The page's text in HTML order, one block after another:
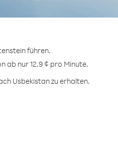
führen.
ab nur 12.9 ¢ pro Minute.
Usbekistan zu erhalten.